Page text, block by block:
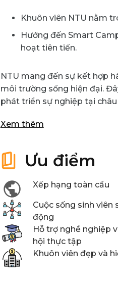
Khuôn viên NTU nằm
Hướng đến Smart
hoạt tiên tiến.
NTU mang đến sự kết hợp
môi trường sống hiện đại.
phát triển sự nghiệp tại
Xem thêm
Ưu điểm
Xếp hạng toàn cầu
Cuộc sống sinh viên
động
Hỗ trợ nghề nghiệp
hội thực tập
Khuôn viên đẹp và